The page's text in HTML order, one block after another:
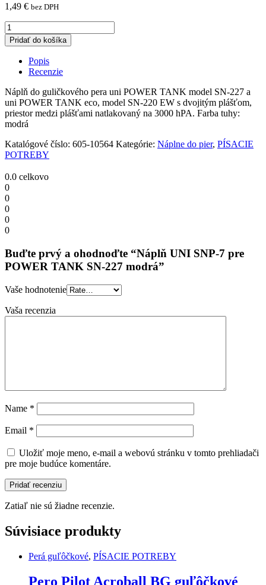
1,49 € bez DPH
Náplň
UNI
SNP-
POWER
TANK
SN-
227
modrá
Pridať do košíka
Popis
Recenzie
Náplň do guličkového pera uni POWER TANK model SN-227 a
uni POWER TANK eco, model SN-220 EW s dvojitým plášťom,
priestor medzi plášťami natlakovaný na 3000 hPA. Farba tuhy:
modrá
Katalógové číslo: 605-10564 Kategórie: Náplne do pier, PÍSACIE
POTREBY
0.0 celkovo
0
0
0
0
0
Buďte prvý a ohodnoďte “Náplň UNI SNP-7 pre
POWER TANK SN-227 modrá”
Vaše hodnotenie
Vaša recenzia
Name *
Email *
Uložiť moje meno, e-mail a webovú stránku v tomto prehliadači
pre moje budúce komentáre.
Zatiaľ nie sú žiadne recenzie.
Súvisiace produkty
Perá guľôčkové, PÍSACIE POTREBY
Pero Pilot Acroball BG guľôčkové